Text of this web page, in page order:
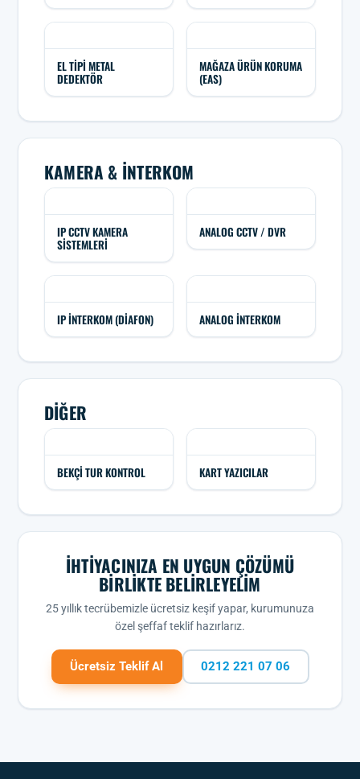
EL TIPI METAL
DEDEKTÖR
MAĞAZA ÜRÜN KORUMA
(EAS)
KAMERA & İNTERKOM
IP CCTV KAMERA
SISTEMLERI
ANALOG CCTV / DVR
IP İNTERKOM (DIAFON) ANALOG İNTERKOM
DIĞER
BEKÇI TUR KONTROL KART YAZICILAR
İHTIYACINIZA EN UYGUN ÇÖZÜMÜ
BIRLIKTE BELIRLEYELIM
25 yıllık tecrübemizle ücretsiz keşif yapar, kurumunuza
özel şeffaf teklif hazırlarız.
Ücretsiz Teklif Al 0212 221 07 06